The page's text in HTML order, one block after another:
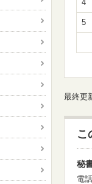
4
5
最終更
こ
秘
電